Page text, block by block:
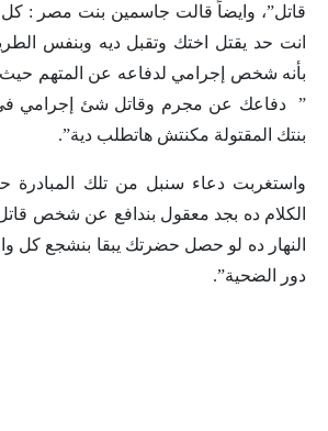
قاتل”، وايضاً قالت جاسمين بنت مصر : كل
انت حد يقتل اختك وتقبل ديه وبنفس
بأنه شخص إجرامي لدفاعه عن المتهم
” دفاعك عن مجرم وقاتل شئ إجرامي في
بنتك المقتولة مكنتش هاتطلب دية”.
واستغربت دعاء سنبل من تلك المبادرة
الكلام ده بجد معقول بندافع عن شخص
النهار ده لو حصل حضرتك يبقا بنشجع كل
دور الضحية”.